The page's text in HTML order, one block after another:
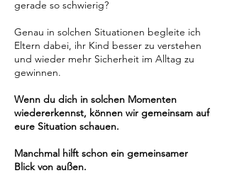
gerade so schwierig?
Genau in solchen Situationen begleite ich
Eltern dabei, ihr Kind besser zu verstehen
und wieder mehr Sicherheit im Alltag zu
gewinnen.
Wenn du dich in solchen Momenten
wiedererkennst, können wir gemeinsam auf
eure Situation schauen.
Manchmal hilft schon ein gemeinsamer
Blick von außen.